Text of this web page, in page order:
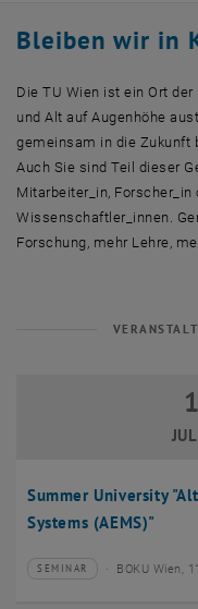
Bleiben wir in
Die TU Wien ist ein Ort
und Alt auf Augenhöhe
gemeinsam in die Zukunft
Auch Sie sind Teil dieser
Mitarbeiter_in,
Wissenschaftler_innen.
Forschung, mehr Lehre,
Summer University
Systems (AEMS)"
Veranstaltungstyp:
SEMINAR
Veranstaltungsort:BOKU Wien,